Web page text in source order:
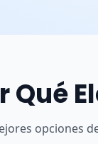
Qué
opciones